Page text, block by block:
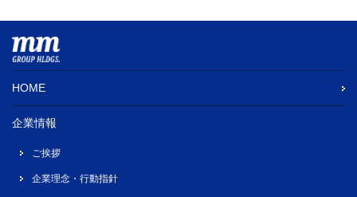
HOME
企業情報
ご挨拶
企業理念・行動指針